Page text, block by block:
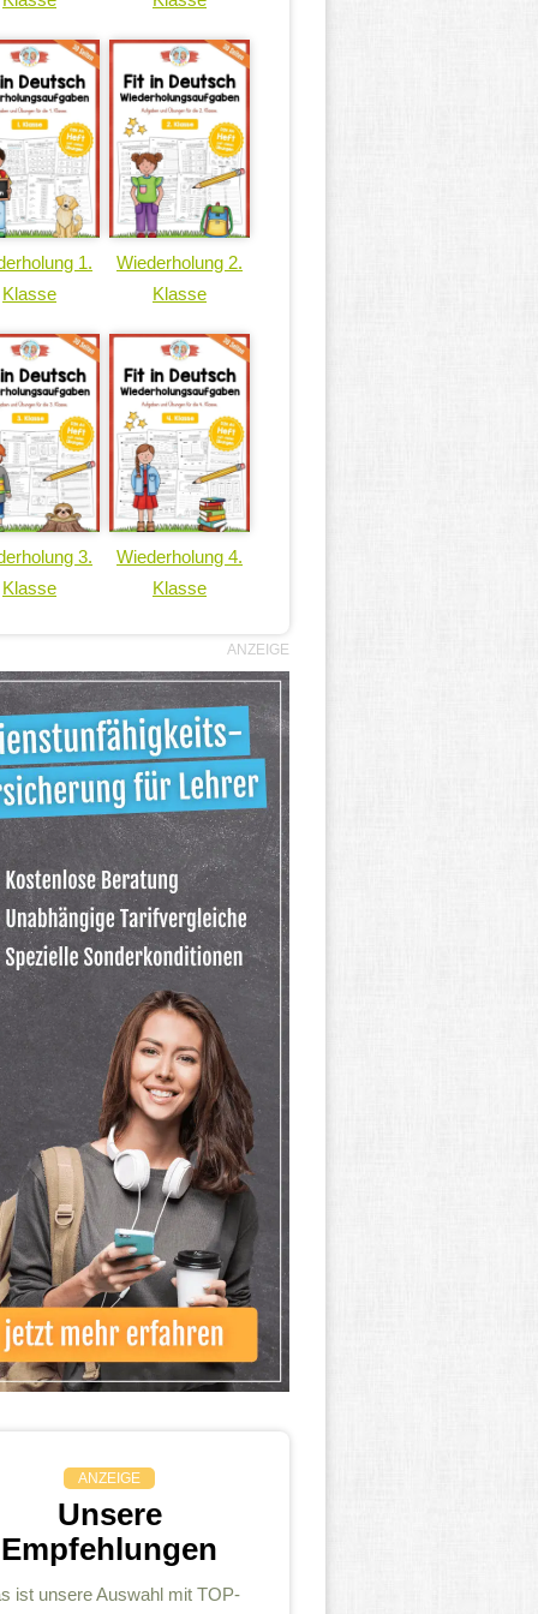
1.
Klasse
Wiederholung 2.
Klasse
3.
Klasse
Wiederholung 4.
Klasse
ANZEIGE
ANZEIGE
Unsere
Empfehlungen
ist unsere Auswahl mit TOP-